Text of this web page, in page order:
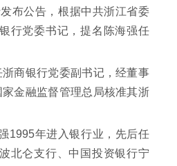
布公告，根据中共浙江省委
行党委书记，提名陈海强任
商银行党委副书记，经董事
金融监督管理总局核准其浙
1995年进入银行业，先后任
北仑支行、中国投资银行宁